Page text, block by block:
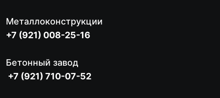
Металлоконструкции
+7 (921) 008-25-16
Бетонный завод
+7 (921) 710-07-52